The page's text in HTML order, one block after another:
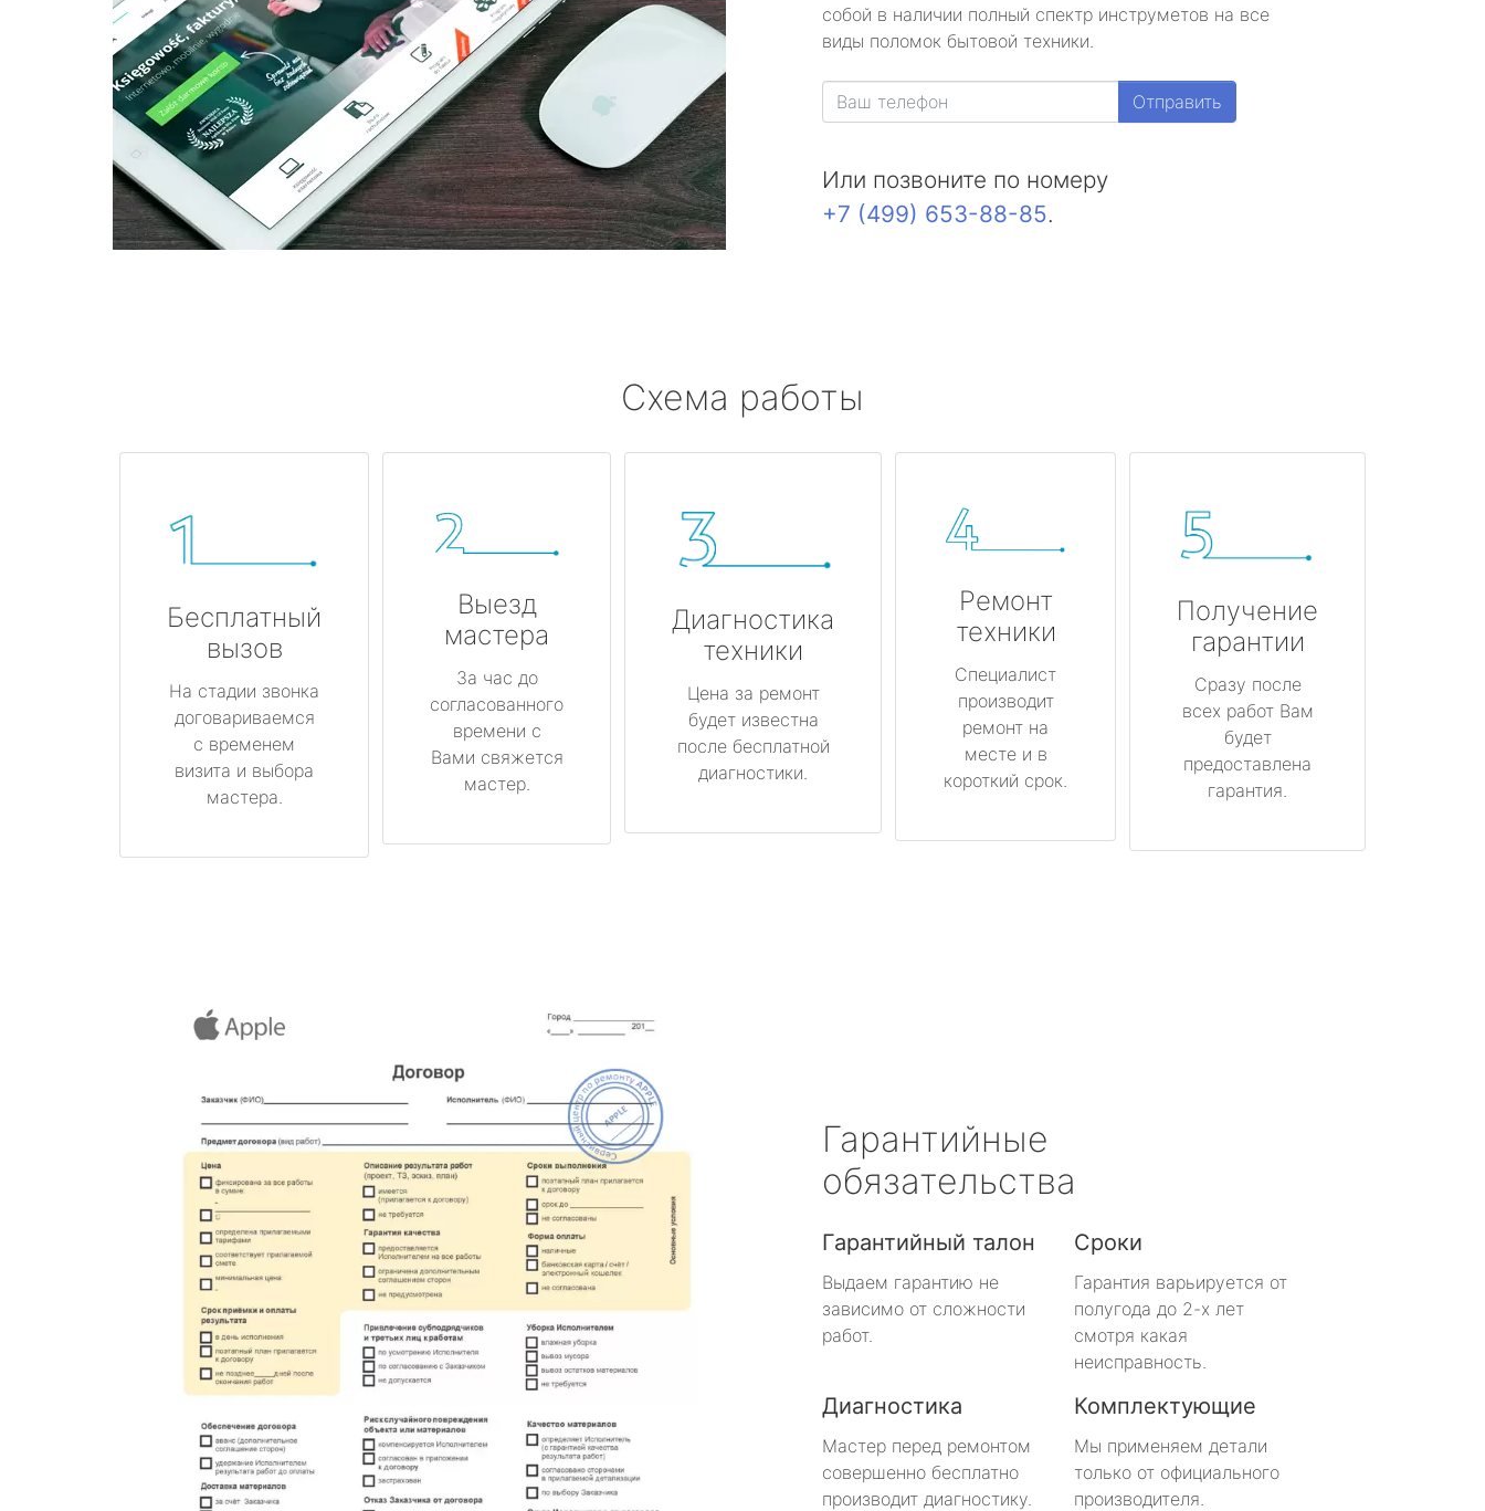
собой в наличии полный спектр инструметов на все
виды поломок бытовой техники.
Отправить
Или позвоните по номеру
+7 (499) 653-88-85.
Схема работы
Бесплатный
вызов
На стадии звонка
договариваемся
с временем
визита и выбора
мастера.
Выезд
мастера
За час до
согласованного
времени с
Вами свяжется
мастер.
Диагностика
техники
Цена за ремонт
будет известна
после бесплатной
диагностики.
Ремонт
техники
Специалист
производит
ремонт на
месте и в
короткий срок.
Получение
гарантии
Сразу после
всех работ Вам
будет
предоставлена
гарантия.
Гарантийные
обязательства
Гарантийный талон
Выдаем гарантию не
зависимо от сложности
работ.
Сроки
Гарантия варьируется от
полугода до 2-х лет
смотря какая
неисправность.
Диагностика
Мастер перед ремонтом
совершенно бесплатно
производит диагностику.
Комплектующие
Мы применяем детали
только от официального
производителя.